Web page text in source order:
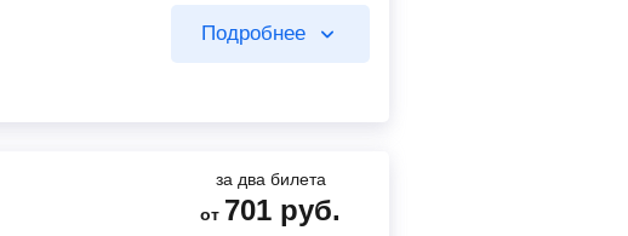
730 руб.
Подробнее
за два билета
от 701 руб.